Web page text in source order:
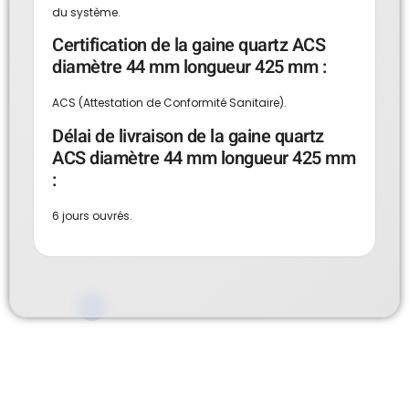
du système.
Certification de la gaine quartz ACS
diamètre 44 mm longueur 425 mm :
ACS (Attestation de Conformité Sanitaire).
Délai de livraison de la gaine quartz
ACS diamètre 44 mm longueur 425 mm
:
6 jours ouvrés.